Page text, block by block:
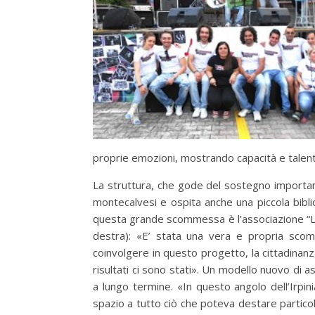
proprie emozioni, mostrando capacità e
La struttura, che gode del sostegno
montecalvesi e ospita anche una piccola
questa grande scommessa è l’associazione
destra): «E’ stata una vera e propria
coinvolgere in questo progetto, la
risultati ci sono stati». Un modello nuovo di
a lungo termine. «In questo angolo
spazio a tutto ciò che poteva destare